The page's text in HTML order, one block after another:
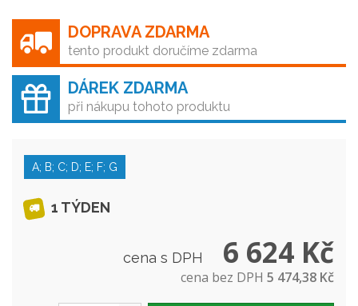
DOPRAVA ZDARMA
tento produkt doručíme zdarma
DÁREK ZDARMA
při nákupu tohoto produktu
A; B; C; D; E; F; G
1 TÝDEN
cena s DPH 6 624 Kč
cena bez DPH 5 474,38 Kč